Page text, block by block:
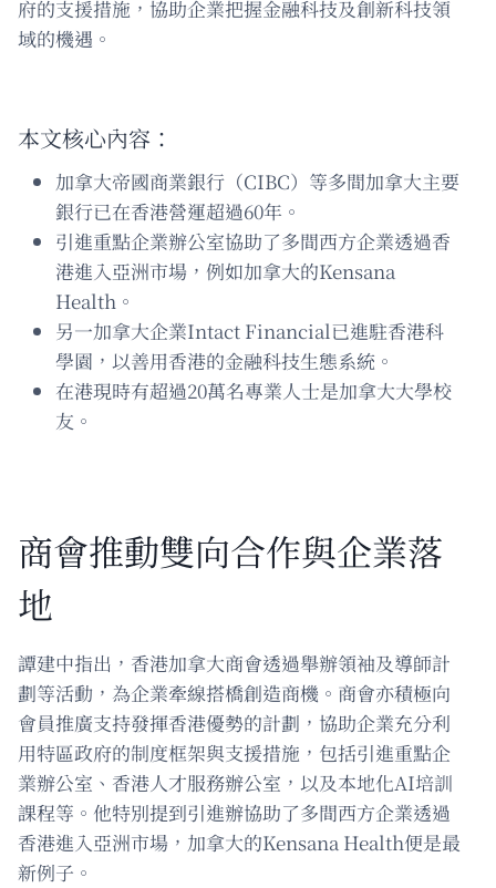
府的支援措施，協助企業把握金融科技及創新科技領
域的機遇。
本文核心內容：
加拿大帝國商業銀行（CIBC）等多間加拿大主要
銀行已在香港營運超過60年。
引進重點企業辦公室協助了多間西方企業透過香
港進入亞洲市場，例如加拿大的Kensana
Health。
另一加拿大企業Intact Financial已進駐香港科
學園，以善用香港的金融科技生態系統。
在港現時有超過20萬名專業人士是加拿大大學校
友。
商會推動雙向合作與企業落
地
譚建中指出，香港加拿大商會透過舉辦領袖及導師計
劃等活動，為企業牽線搭橋創造商機。商會亦積極向
會員推廣支持發揮香港優勢的計劃，協助企業充分利
用特區政府的制度框架與支援措施，包括引進重點企
業辦公室、香港人才服務辦公室，以及本地化AI培訓
課程等。他特別提到引進辦協助了多間西方企業透過
香港進入亞洲市場，加拿大的Kensana Health便是最
新例子。